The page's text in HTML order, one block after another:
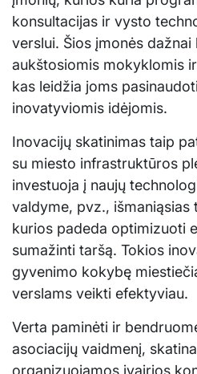
konsultacijas ir vysto
verslui. Šios įmonės
aukštosiomis mokyklomis
kas leidžia joms
inovatyviomis idėjomis.
Inovacijų skatinimas taip
su miesto infrastruktūros
investuoja į naujų
valdyme, pvz., išmaniąsias
kurios padeda optimizuoti
sumažinti taršą. Tokios
gyvenimo kokybę
verslams veikti efektyviau.
Verta paminėti ir
asociacijų vaidmenį,